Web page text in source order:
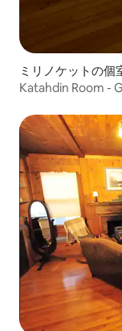
ミリノケットの個
Katahdin Room -